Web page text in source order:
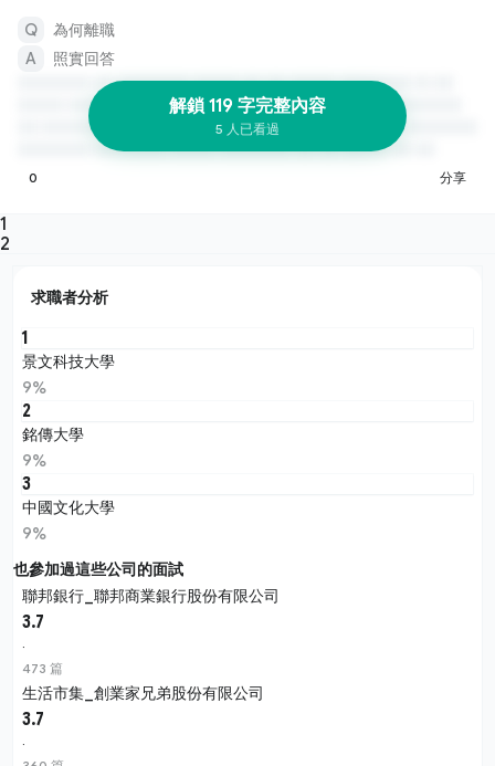
為何離職
照實回答
解鎖 119 字完整內容
5 人已看過
0 分享
1
2
求職者分析
1
景文科技大學
9%
2
銘傳大學
9%
3
中國文化大學
9%
也參加過這些公司的面試
聯邦銀行_聯邦商業銀行股份有限公司
3.7
·
473 篇
生活市集_創業家兄弟股份有限公司
3.7
·